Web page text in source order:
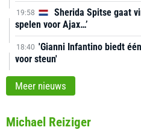
19:58
Sherida Spitse gaat
spelen voor Ajax…’
18:40 'Gianni Infantino biedt
voor steun'
Meer nieuws
Michael Reiziger